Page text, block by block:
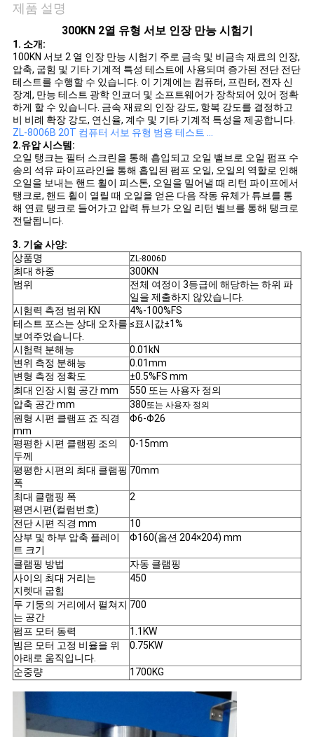
세
요
뉴
스
인
용
문
을
요
구
하
세
요
VR
SHOW
SITEMAP
PRIVACY
POLICY
제품 설명
300KN 2열 유형 서보 인장 만능 시험기
1. 소개:
100KN 서보 2 열 인장 만능 시험기 주로 금속 및 비금속 재료의 인장,
압축, 굽힘 및 기타 기계적 특성 테스트에 사용되며 증가된 전단 전단
테스트를 수행할 수 있습니다. 이 기계에는 컴퓨터, 프린터, 전자 신
장계, 만능 테스트 광학 인코더 및 소프트웨어가 장착되어 있어 정확
하게 할 수 있습니다. 금속 재료의 인장 강도, 항복 강도를 결정하고
비 비례 확장 강도, 연신율, 계수 및 기타 기계적 특성을 제공합니다.
ZL-8006B 20T 컴퓨터 서보 유형 범용 테스트 ...
2.유압 시스템:
오일 탱크는 필터 스크린을 통해 흡입되고 오일 밸브로 오일 펌프 수
송의 석유 파이프라인을 통해 흡입된 펌프 오일, 오일의 역할로 인해
오일을 보내는 핸드 휠이 피스톤, 오일을 밀어낼 때 리턴 파이프에서
탱크로, 핸드 휠이 열릴 때 오일을 얻은 다음 작동 유체가 튜브를 통
해 연료 탱크로 들어가고 압력 튜브가 오일 리턴 밸브를 통해 탱크로
전달됩니다.
3. 기술 사양:
상품명
ZL-8006D
최대 하중
300KN
범위
전체 여정이 3등급에 해당하는 하위 파
일을 제출하지 않았습니다.
시험력 측정 범위 KN
4%-100%FS
테스트 포스는 상대 오차를
보여주었습니다.
≤표시값±1%
시험력 분해능
0.01kN
변위 측정 분해능
0.01mm
변형 측정 정확도
±0.5%FS mm
최대 인장 시험 공간 mm
550 또는 사용자 정의
압축 공간 mm
380또는 사용자 정의
원형 시편 클램프 죠 직경
mm
Φ6-Φ26
평평한 시편 클램핑 조의
두께
0-15mm
평평한 시편의 최대 클램핑
폭
70mm
최대 클램핑 폭
평면시편(컬럼번호)
2
전단 시편 직경 mm
10
상부 및 하부 압축 플레이
트 크기
Φ160(옵션 204×204) mm
클램핑 방법
자동 클램핑
사이의 최대 거리는
지렛대 굽힘
450
두 기둥의 거리에서 펼쳐지
는 공간
700
펌프 모터 동력
1.1KW
빔은 모터 고정 비율을 위
아래로 움직입니다.
0.75KW
순중량 1700KG